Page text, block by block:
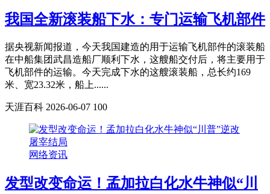
我国全新滚装船下水：专门运输飞机部件
据央视新闻报道，今天我国建造的用于运输飞机部件的滚装船
在中船集团武昌造船厂顺利下水，这艘船交付后，将主要用于
飞机部件的运输。今天完成下水的这艘滚装船，总长约169
米、宽23.32米，船上......
天涯百科 2026-06-07 100
网络资讯
发型改变命运！孟加拉白化水牛神似“川